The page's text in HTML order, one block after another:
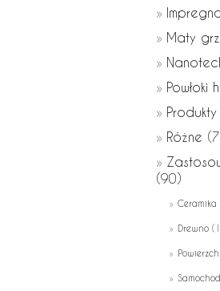
Maty
Powłoki
Różne
(90)
Ceramika
Drewno